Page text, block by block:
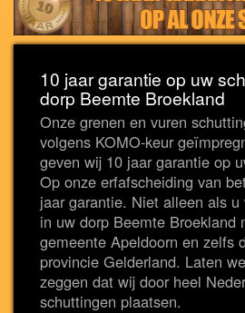
10 jaar garantie op uw
dorp Beemte Broekland
Onze grenen en vuren
volgens KOMO-keur
geven wij 10 jaar garantie op
Op onze erfafscheiding van
jaar garantie. Niet alleen als
in uw dorp Beemte Broekland
gemeente Apeldoorn en zelfs
provincie Gelderland. Laten
zeggen dat wij door heel
schuttingen plaatsen.